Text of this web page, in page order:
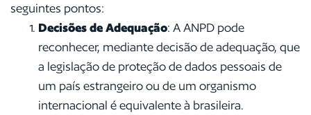
seguintes pontos:
Decisões de Adequação: A ANPD pode
reconhecer, mediante decisão de adequação, que
a legislação de proteção de dados pessoais de
um país estrangeiro ou de um organismo
internacional é equivalente à brasileira.